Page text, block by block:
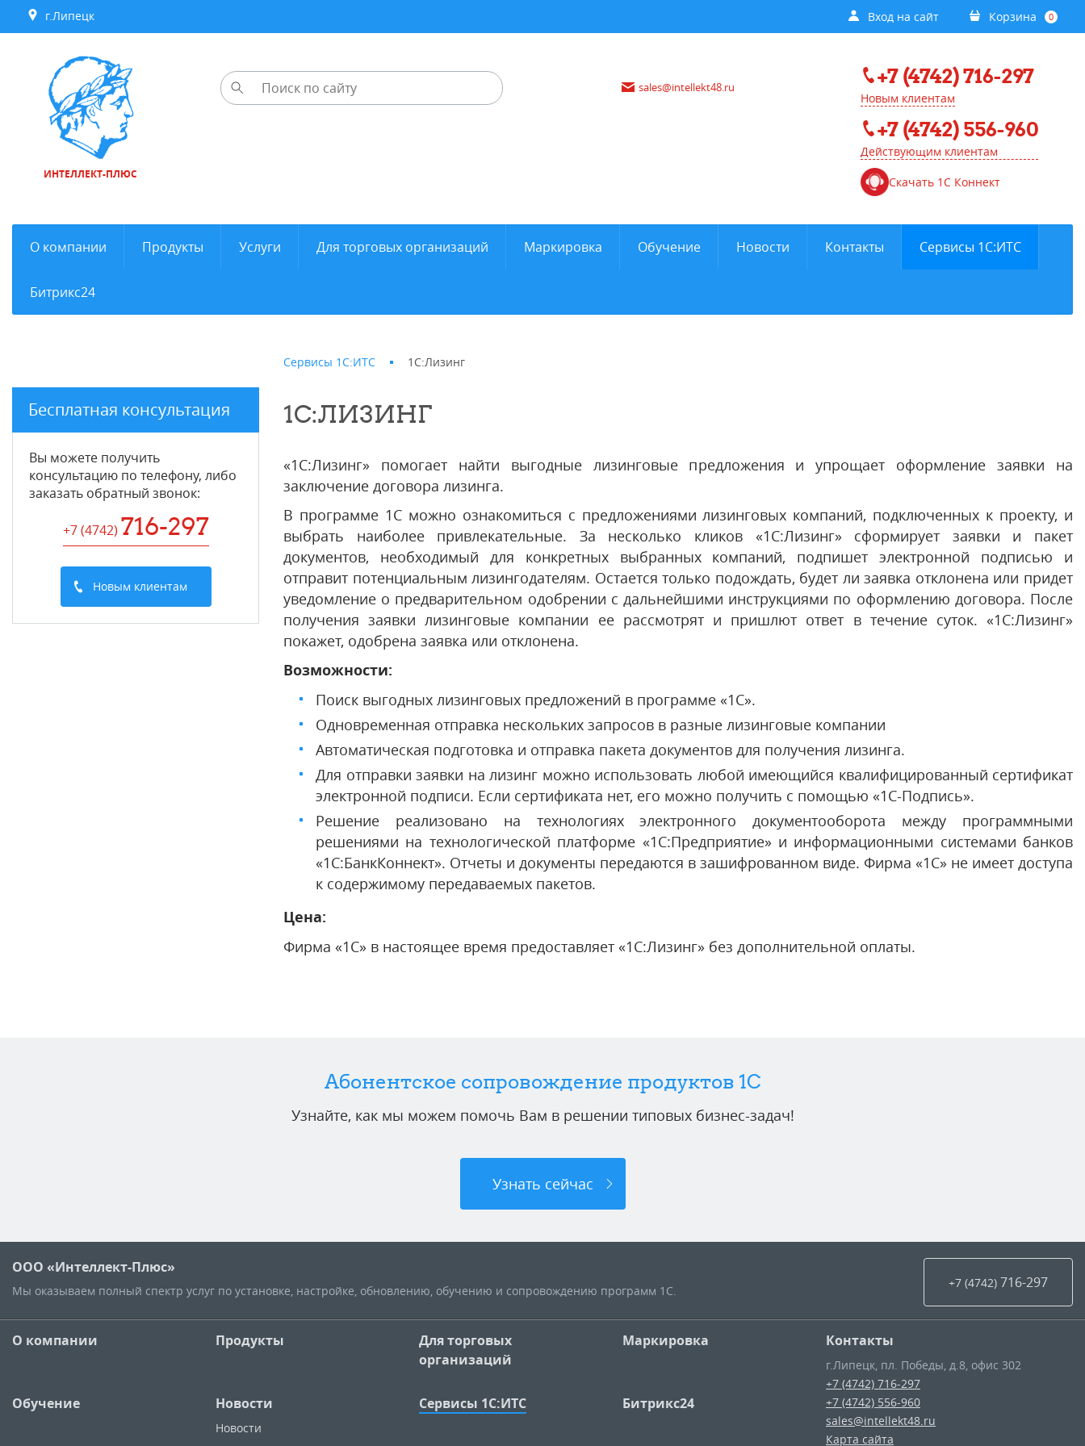
г.Липецк Вход на сайт Корзина 0
ИНТЕЛЛЕКТ-ПЛЮС
sales@intellekt48.ru +7 (4742) 716-297
Новым клиентам
+7 (4742) 556-960
Действующим клиентам
Скачать 1С Коннект
О компании Продукты Услуги Для торговых организаций Маркировка Обучение Новости Контакты Сервисы 1С:ИТС
Битрикс24
Бесплатная консультация
Вы можете получить
консультацию по телефону, либо
заказать обратный звонок:
+7 (4742) 716-297
Новым клиентам
Сервисы 1С:ИТС 1С:Лизинг
1С:ЛИЗИНГ
«1С:Лизинг» помогает найти выгодные лизинговые предложения и упрощает оформление заявки на
заключение договора лизинга.
В программе 1С можно ознакомиться с предложениями лизинговых компаний, подключенных к проекту, и
выбрать наиболее привлекательные. За несколько кликов «1С:Лизинг» сформирует заявки и пакет
документов, необходимый для конкретных выбранных компаний, подпишет электронной подписью и
отправит потенциальным лизингодателям. Остается только подождать, будет ли заявка отклонена или придет
уведомление о предварительном одобрении с дальнейшими инструкциями по оформлению договора. После
получения заявки лизинговые компании ее рассмотрят и пришлют ответ в течение суток. «1С:Лизинг»
покажет, одобрена заявка или отклонена.
Возможности:
Поиск выгодных лизинговых предложений в программе «1С».
Одновременная отправка нескольких запросов в разные лизинговые компании
Автоматическая подготовка и отправка пакета документов для получения лизинга.
Для отправки заявки на лизинг можно использовать любой имеющийся квалифицированный сертификат
электронной подписи. Если сертификата нет, его можно получить с помощью «1С-Подпись».
Решение реализовано на технологиях электронного документооборота между программными
решениями на технологической платформе «1С:Предприятие» и информационными системами банков
«1С:БанкКоннект». Отчеты и документы передаются в зашифрованном виде. Фирма «1С» не имеет доступа
к содержимому передаваемых пакетов.
Цена:
Фирма «1С» в настоящее время предоставляет «1С:Лизинг» без дополнительной оплаты.
Абонентское сопровождение продуктов 1C
Узнайте, как мы можем помочь Вам в решении типовых бизнес-задач!
Узнать сейчас
ООО «Интеллект-Плюс»
Мы оказываем полный спектр услуг по установке, настройке, обновлению, обучению и сопровождению программ 1С.
+7 (4742) 716-297
О компании Продукты
Для торговых
организаций
Маркировка
Обучение Новости
Новости
Сервисы 1С:ИТС Битрикс24
Контакты
г.Липецк, пл. Победы, д.8, офис 302
+7 (4742) 716-297
+7 (4742) 556-960
sales@intellekt48.ru
Карта сайта